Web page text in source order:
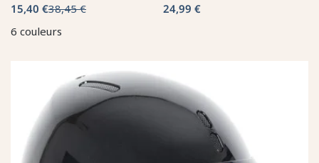
15,40 €38,45 €
6 couleurs
24,99 €